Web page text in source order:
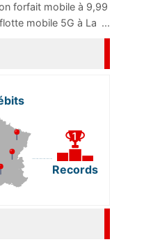
...
forfait mobile à 9,99
mobile 5G à La ...
Records